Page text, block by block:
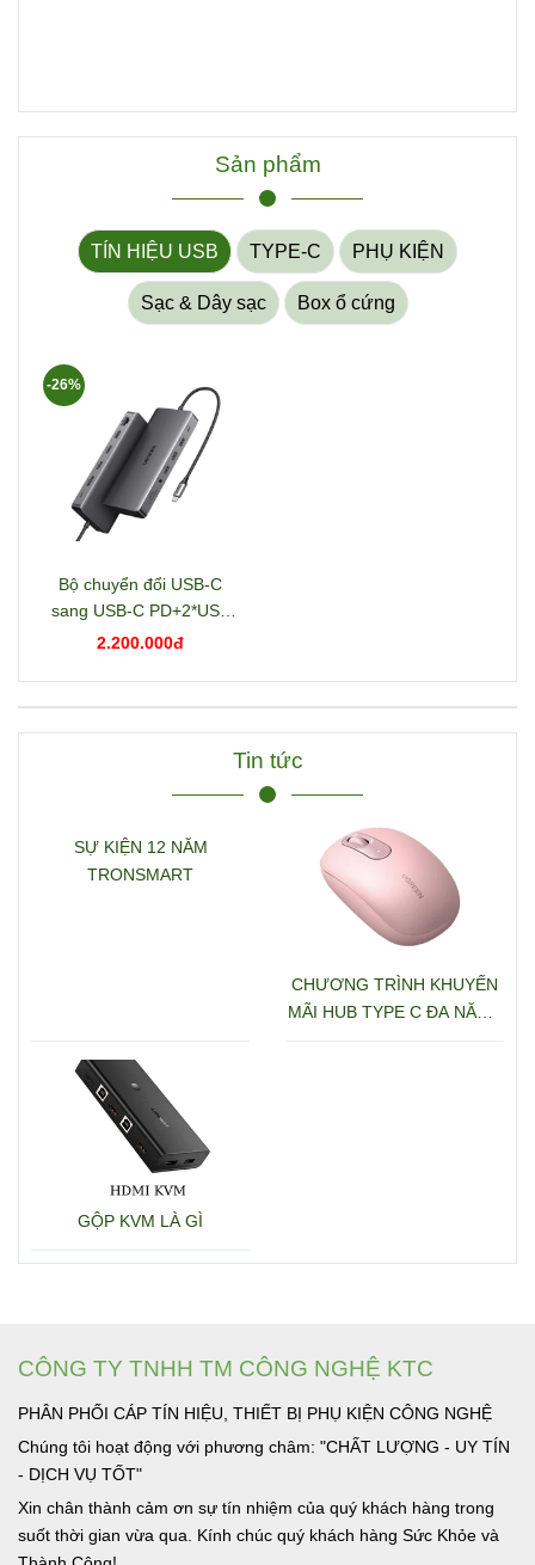
Sản phẩm
TÍN HIỆU USB TYPE-C PHỤ KIỆN
Sạc & Dây sạc Box ổ cứng
Bộ chuyển đổi USB-C
sang USB-C PD+2*USB
3.2+USB-C 3.2+2*USB
2.200.000đ
-26%
Tin tức
SỰ KIỆN 12 NĂM
TRONSMART
CHƯƠNG TRÌNH KHUYẾN
MÃI HUB TYPE C ĐA NĂNG
GỘP KVM LÀ GÌ
CÔNG TY TNHH TM CÔNG NGHỆ KTC
PHÂN PHỐI CÁP TÍN HIỆU, THIẾT BỊ PHỤ KIỆN CÔNG NGHỆ
Chúng tôi hoạt động với phương châm: "CHẤT LƯỢNG - UY TÍN
- DỊCH VỤ TỐT"
Xin chân thành cảm ơn sự tín nhiệm của quý khách hàng trong
suốt thời gian vừa qua. Kính chúc quý khách hàng Sức Khỏe và